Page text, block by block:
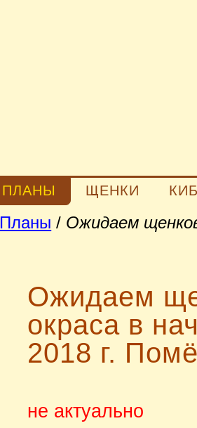
ПЛАНЫ ЩЕНКИ
Планы / Ожидаем
Ожидаем
окраса в
2018 г.
не актуально